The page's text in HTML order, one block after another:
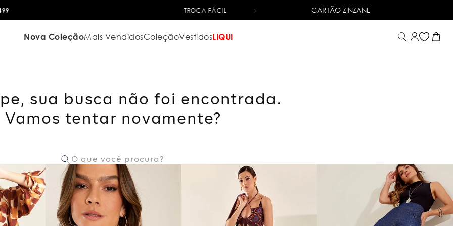
6X SEM JUROSNO CARTÃO DE CRÉDITO
CARTÃO ZINZANE
Nova ColeçãoMais VendidosColeçãoVestidosLIQUI
sua busca não foi encontrada.
Vamos tentar novamente?